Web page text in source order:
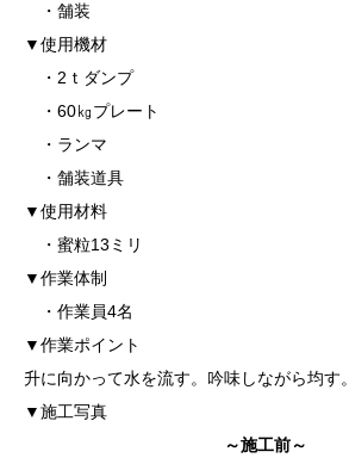
・舗装
▼使用機材
・2ｔダンプ
・60㎏プレート
・ランマ
・舗装道具
▼使用材料
・蜜粒13ミリ
▼作業体制
・作業員4名
▼作業ポイント
升に向かって水を流す。吟味しながら均す。
▼施工写真
～施工前～